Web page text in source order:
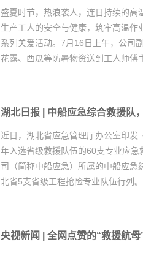
盛夏时节，热浪袭人，连日持续的
生产工人的安全与健康，筑牢高温作
系列关爱活动。7月16日上午，公司
花露、西瓜等防暑物资送到工人师傅
湖北日报 | 中船应急综合救援队
近日，湖北省应急管理厅办公室印
年入选省级救援队伍的60支专业应
司（简称中船应急）所属的中船应急
北省5支省级工程抢险专业队伍行列。
央视新闻 | 全网点赞的“救援航